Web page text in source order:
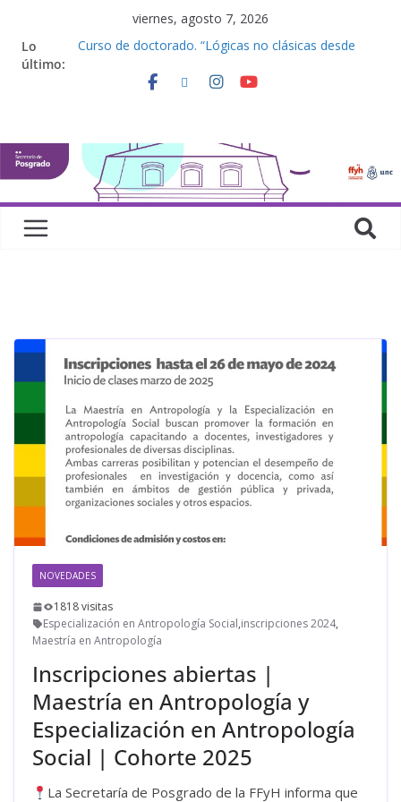
viernes, agosto 7, 2026
Lo
último:
Curso de doctorado. “Lógicas no clásicas desde
Seminario de posgrado. “Debates Actuales en
Curso de doctorado “Mirar, juzgar, sentir”
Defensas de Tesis y Trabajos Finales | Agosto
2026
NOVEDADES
1818 visitas
Especialización en Antropología Social,inscripciones 2024,
Maestría en Antropología
Inscripciones abiertas |
Maestría en Antropología y
Especialización en Antropología
Social | Cohorte 2025
La Secretaría de Posgrado de la FFyH informa que